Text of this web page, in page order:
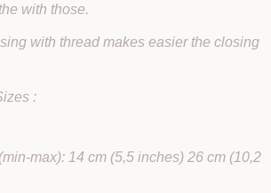
with those.
with thread makes easier the closing
:
max): 14 cm (5,5 inches) 26 cm (10,2